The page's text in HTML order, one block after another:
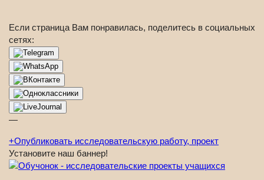
Если страница Вам понравилась, поделитесь в социальных
сетях:
—
+Опубликовать исследовательскую работу, проект
Установите наш баннер!